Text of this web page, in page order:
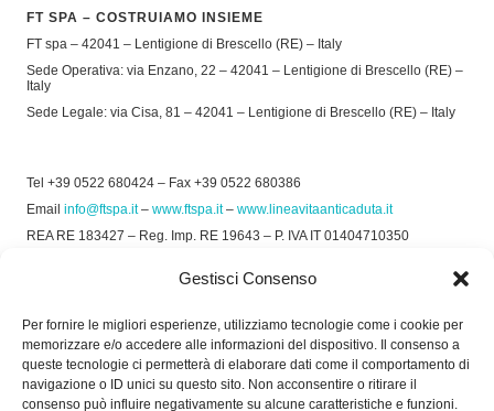
Gestisci Consenso
Per fornire le migliori esperienze, utilizziamo tecnologie come i cookie per
memorizzare e/o accedere alle informazioni del dispositivo. Il consenso a
queste tecnologie ci permetterà di elaborare dati come il comportamento di
navigazione o ID unici su questo sito. Non acconsentire o ritirare il
consenso può influire negativamente su alcune caratteristiche e funzioni.
FT SPA – COSTRUIAMO INSIEME
FT spa – 42041 – Lentigione di Brescello (RE) – Italy
Sede Operativa: via Enzano, 22 – 42041 – Lentigione di Brescello (RE) –
Italy
Sede Legale: via Cisa, 81 – 42041 – Lentigione di Brescello (RE) – Italy
Tel +39 0522 680424 – Fax +39 0522 680386
Email info@ftspa.it– www.ftspa.it– www.lineavitaanticaduta.it
REA RE 183427 – Reg. Imp. RE 19643 – P. IVA IT 01404710350
Privacy Policy–Cookie Policy
SOCIAL